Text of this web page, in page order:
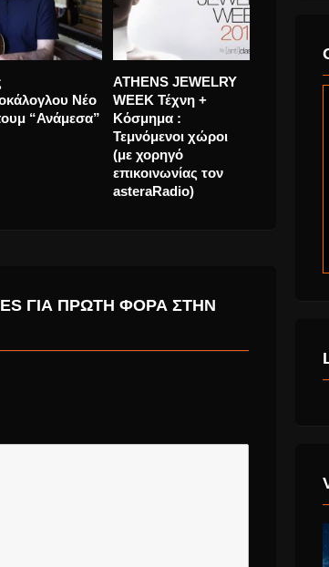
Sobral.
στην
του
Oasis. Επανεκδίδουν
το πρώτο άλμπουμ
τους “Definitely
Maybe” για την 30η
επέτειο.
Άλμπουμ
ΓΙΑ ΠΡΏΤΗ ΦΟΡΆ ΣΤΗΝ